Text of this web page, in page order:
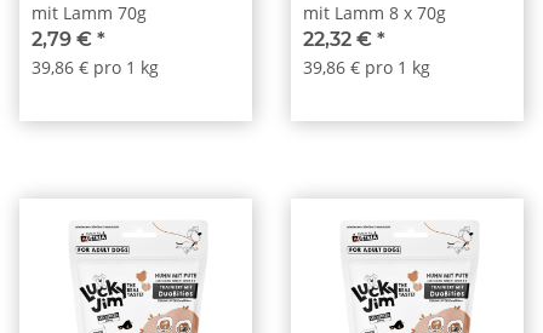
mit Lamm 70g
2,79 € *
39,86 € pro 1 kg
mit Lamm 8 x 70g
22,32 € *
39,86 € pro 1 kg